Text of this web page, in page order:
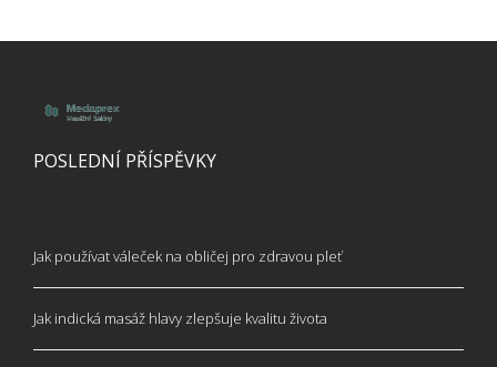
POSLEDNÍ PŘÍSPĚVKY
Jak používat váleček na obličej pro zdravou pleť
Jak indická masáž hlavy zlepšuje kvalitu života